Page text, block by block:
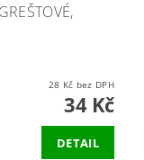
28 Kč bez DPH
34 Kč
DETAIL